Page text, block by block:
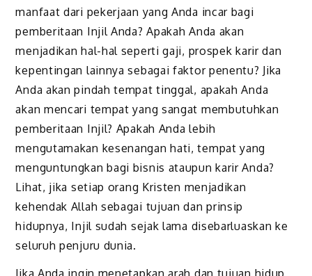
manfaat dari pekerjaan yang Anda incar bagi
pemberitaan Injil Anda? Apakah Anda akan
menjadikan hal-hal seperti gaji, prospek karir dan
kepentingan lainnya sebagai faktor penentu? Jika
Anda akan pindah tempat tinggal, apakah Anda
akan mencari tempat yang sangat membutuhkan
pemberitaan Injil? Apakah Anda lebih
mengutamakan kesenangan hati, tempat yang
menguntungkan bagi bisnis ataupun karir Anda?
Lihat, jika setiap orang Kristen menjadikan
kehendak Allah sebagai tujuan dan prinsip
hidupnya, Injil sudah sejak lama disebarluaskan ke
seluruh penjuru dunia.